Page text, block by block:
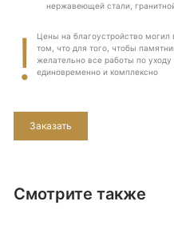
нержавеющей стали,
!
Цены на благоустройство
том, что для того, чтобы
желательно все работы по
единовременно и комплексно
Заказать
Смотрите также